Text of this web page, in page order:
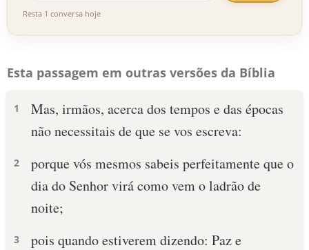
Resta 1 conversa hoje
Esta passagem em outras versões da Bíblia
1
Mas, irmãos, acerca dos tempos e das épocas
não necessitais de que se vos escreva:
2
porque vós mesmos sabeis perfeitamente que o
dia do Senhor virá como vem o ladrão de
noite;
3
pois quando estiverem dizendo: Paz e